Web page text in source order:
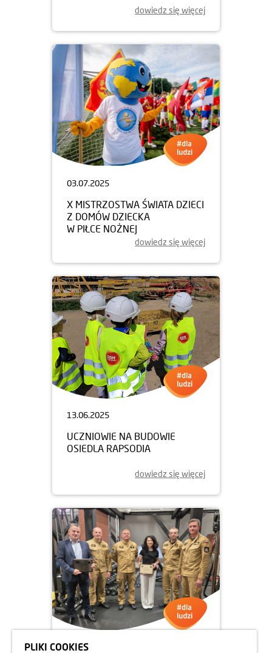
dowiedz się więcej
03.07.2025
X MISTRZOSTWA ŚWIATA DZIECI
Z DOMÓW DZIECKA
W PIŁCE NOŻNEJ
dowiedz się więcej
13.06.2025
UCZNIOWIE NA BUDOWIE
OSIEDLA RAPSODIA
dowiedz się więcej
05.06.2025
PLIKI COOKIES